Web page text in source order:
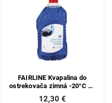
FAIRLINE Kvapalina do
ostrekovača zimná -20°C 5 l
1 ks
12,30 €